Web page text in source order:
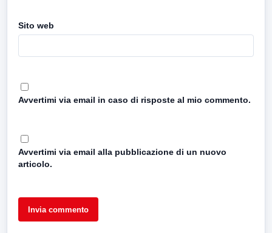
Sito web
Avvertimi via email in caso di risposte al mio commento.
Avvertimi via email alla pubblicazione di un nuovo
articolo.